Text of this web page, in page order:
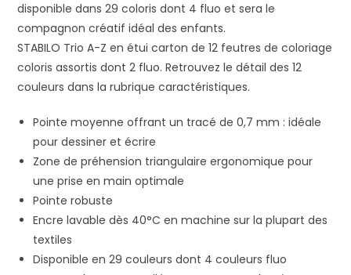
disponible dans 29 coloris dont 4 fluo et sera le
compagnon créatif idéal des enfants.
STABILO Trio A-Z en étui carton de 12 feutres de coloriage
coloris assortis dont 2 fluo. Retrouvez le détail des 12
couleurs dans la rubrique caractéristiques.
Pointe moyenne offrant un tracé de 0,7 mm : idéale
pour dessiner et écrire
Zone de préhension triangulaire ergonomique pour
une prise en main optimale
Pointe robuste
Encre lavable dès 40°C en machine sur la plupart des
textiles
Disponible en 29 couleurs dont 4 couleurs fluo